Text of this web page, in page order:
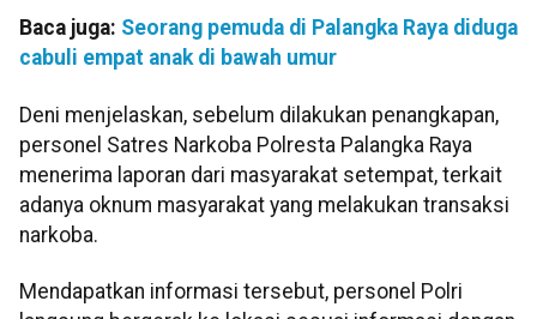
Baca juga: Seorang pemuda di Palangka Raya diduga
cabuli empat anak di bawah umur
Deni menjelaskan, sebelum dilakukan penangkapan,
personel Satres Narkoba Polresta Palangka Raya
menerima laporan dari masyarakat setempat, terkait
adanya oknum masyarakat yang melakukan transaksi
narkoba.
Mendapatkan informasi tersebut, personel Polri